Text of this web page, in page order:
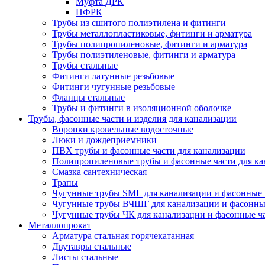
ПФРК
Трубы из сшитого полиэтилена и фитинги
Трубы металлопластиковые, фитинги и арматура
Трубы полипропиленовые, фитинги и арматура
Трубы полиэтиленовые, фитинги и арматура
Трубы стальные
Фитинги латунные резьбовые
Фитинги чугунные резьбовые
Фланцы стальные
Трубы и фитинги в изоляционной оболочке
Трубы, фасонные части и изделия для канализации
Воронки кровельные водосточные
Люки и дождеприемники
ПВХ трубы и фасонные части для канализации
Полипропиленовые трубы и фасонные части для
Смазка сантехническая
Трапы
Чугунные трубы SML для канализации и фасонные
Чугунные трубы ВЧШГ для канализации и
Чугунные трубы ЧК для канализации и фасонные
Металлопрокат
Арматура стальная горячекатанная
Двутавры стальные
Листы стальные